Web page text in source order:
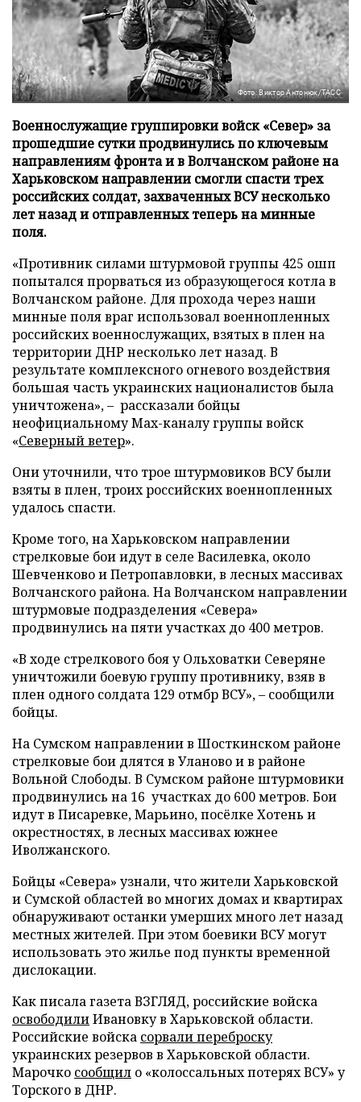
Фото: Виктор Антонюк/ТАСС
Военнослужащие группировки войск «Север» за
прошедшие сутки продвинулись по ключевым
направлениям фронта и в Волчанском районе на
Харьковском направлении смогли спасти трех
российских солдат, захваченных ВСУ несколько
лет назад и отправленных теперь на минные
поля.
«Противник силами штурмовой группы 425 ошп
попытался прорваться из образующегося котла в
Волчанском районе. Для прохода через наши
минные поля враг использовал военнопленных
российских военнослужащих, взятых в плен на
территории ДНР несколько лет назад. В
результате комплексного огневого воздействия
большая часть украинских националистов была
уничтожена», – рассказали бойцы
неофициальному Max-каналу группы войск
«Северный ветер».
Они уточнили, что трое штурмовиков ВСУ были
взяты в плен, троих российских военнопленных
удалось спасти.
Кроме того, на Харьковском направлении
стрелковые бои идут в селе Василевка, около
Шевченково и Петропавловки, в лесных массивах
Волчанского района. На Волчанском направлении
штурмовые подразделения «Севера»
продвинулись на пяти участках до 400 метров.
«В ходе стрелкового боя у Ольховатки Северяне
уничтожили боевую группу противнику, взяв в
плен одного солдата 129 отмбр ВСУ», – сообщили
бойцы.
На Сумском направлении в Шосткинском районе
стрелковые бои длятся в Уланово и в районе
Вольной Слободы. В Сумском районе штурмовики
продвинулись на 16 участках до 600 метров. Бои
идут в Писаревке, Марьино, посёлке Хотень и
окрестностях, в лесных массивах южнее
Иволжанского.
Бойцы «Севера» узнали, что жители Харьковской
и Сумской областей во многих домах и квартирах
обнаруживают останки умерших много лет назад
местных жителей. При этом боевики ВСУ могут
использовать это жилье под пункты временной
дислокации.
Как писала газета ВЗГЛЯД, российские войска
освободилиИвановку в Харьковской области.
Российские войска сорвали переброску
украинских резервов в Харьковской области.
Марочко сообщил о «колоссальных потерях ВСУ» у
Торского в ДНР.